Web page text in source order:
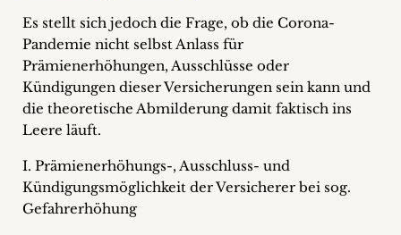
Team
Philosophie
Presseanfragen
Kontakt
Es stellt sich jedoch die Frage, ob die Corona-
Pandemie nicht selbst Anlass für
Prämienerhöhungen, Ausschlüsse oder
Kündigungen dieser Versicherungen sein kann und
die theoretische Abmilderung damit faktisch ins
Leere läuft.
I. Prämienerhöhungs-, Ausschluss- und
Kündigungsmöglichkeit der Versicherer bei sog.
Gefahrerhöhung